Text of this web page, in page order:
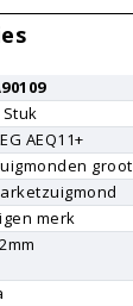
Stuk
AEQ11+
groot
merk